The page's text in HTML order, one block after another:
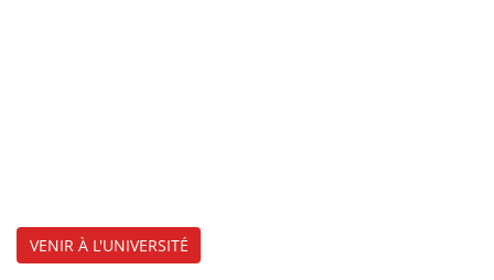
VENIR À L'UNIVERSITÉ